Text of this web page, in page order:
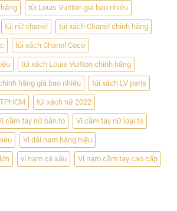
túi Louis Vuitton giá bao nhiêu
túi nữ chanel túi xách Chanel chính hãng
túi xách Chanel Coco
túi xách Louis Vuitton chính hãng
hãng giá bao nhiêu túi xách LV paris
túi xách nữ 2022
cầm tay nữ bản to Ví cầm tay nữ loại to
Ví dài nam hàng hiệu
ví nam cá sấu Ví nam cầm tay cao cấp